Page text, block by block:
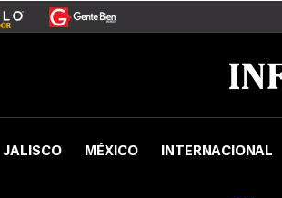
JALISCO MÉXICO INTERNACIONAL